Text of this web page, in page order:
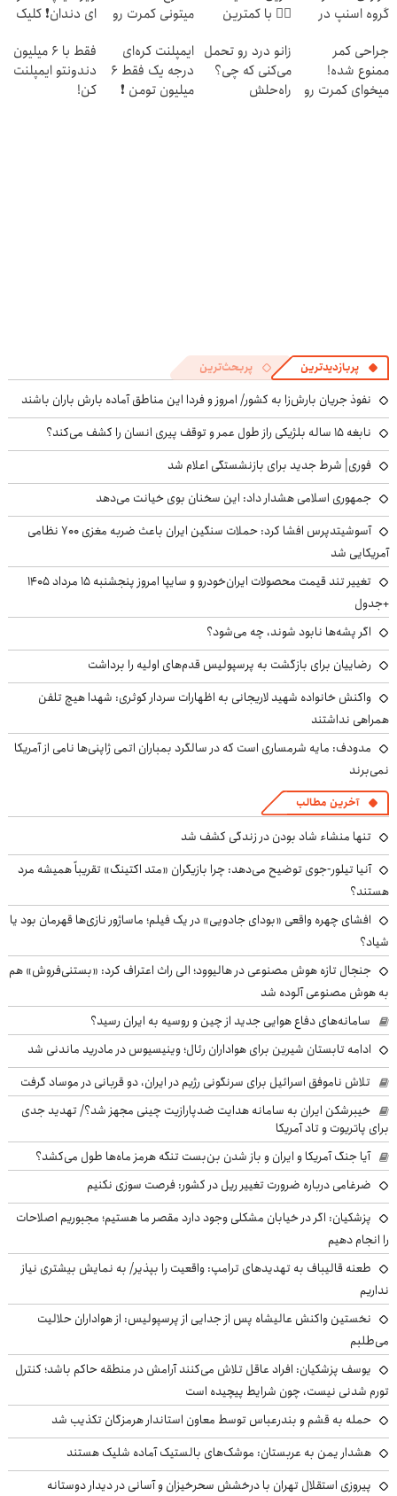
گروه اسنپ در
👈🏻 با کمترین
میتونی کمرت رو
کنی! 👈🏻
پرسش‌نامه
ای دندان❗ کلیک
جراحی کمر
ممنوع شده!
میخوای کمرت رو
زانو درد رو تحمل
می‌کنی که چی؟
راه‌حلش
ایمپلنت کره‌ای
درجه یک فقط 6
میلیون تومن ❗
فقط با 6 میلیون
دندونتو ایمپلنت
کن!
پربازدیدترین پربحث‌ترین
نفوذ جریان بارش‌زا به کشور/ امروز و فردا این مناطق آماده بارش باران باشند
نابغه ۱۵ ساله بلژیکی راز طول عمر و توقف پیری انسان را کشف می‌کند؟
فوری| شرط جدید برای بازنشستگی اعلام شد
جمهوری اسلامی هشدار داد: این سخنان بوی خیانت می‌دهد
آسوشیتدپرس افشا کرد: حملات سنگین ایران باعث ضربه مغزی ۷۰۰ نظامی
آمریکایی شد
تغییر تند قیمت محصولات ایران‌خودرو و سایپا امروز پنجشنبه ۱۵ مرداد ۱۴۰۵
+جدول
اگر پشه‌ها نابود شوند، چه می‌شود؟
رضاییان برای بازگشت به پرسپولیس قدم‌های اولیه را برداشت
واکنش خانواده شهید لاریجانی به اظهارات سردار کوثری: شهدا هیچ تلفن
همراهی نداشتند
مدودف: مایه شرمساری است که در سالگرد بمباران اتمی ژاپنی‌ها نامی از آمریکا
نمی‌برند
آخرین مطالب
تنها منشاء شاد بودن در زندگی کشف شد
آنیا تیلور-جوی توضیح می‌دهد: چرا بازیگران «متد اکتینگ» تقریباً همیشه مرد
هستند؟
افشای چهره واقعی «بودای جادویی» در یک فیلم؛ ماساژور نازی‌ها قهرمان بود یا
شیاد؟
جنجال تازه هوش مصنوعی در هالیوود؛ الی راث اعتراف کرد: «بستنی‌فروش» هم
به هوش مصنوعی آلوده شد
سامانه‌های دفاع هوایی جدید از چین و روسیه به ایران رسید؟
ادامه تابستان شیرین برای هواداران رئال؛ وینیسیوس در مادرید ماندنی شد
تلاش ناموفق اسرائیل برای سرنگونی رژیم در ایران، دو قربانی در موساد گرفت
خیبرشکن ایران به سامانه هدایت ضدپارازیت چینی مجهز شد؟/ تهدید جدی
برای پاتریوت و تاد آمریکا
آیا جنگ آمریکا و ایران و باز شدن بن‌بست تنگه هرمز ماه‌ها طول می‌کشد؟
ضرغامی درباره ضرورت تغییر ریل در کشور: فرصت سوزی نکنیم
پزشکیان: اگر در خیابان مشکلی وجود دارد مقصر ما هستیم؛ مجبوریم اصلاحات
را انجام دهیم
طعنه قالیباف به تهدیدهای ترامپ: واقعیت را بپذیر/ به نمایش بیشتری نیاز
نداریم
نخستین واکنش عالیشاه پس از جدایی از پرسپولیس: از هواداران حلالیت
می‌طلبم
یوسف پزشکیان: افراد عاقل تلاش می‌کنند آرامش در منطقه حاکم باشد؛ کنترل
تورم شدنی نیست، چون شرایط پیچیده است
حمله به قشم و بندرعباس توسط معاون استاندار هرمزگان تکذیب شد
هشدار یمن به عربستان: موشک‌های بالستیک آماده شلیک هستند
پیروزی استقلال تهران با درخشش سحرخیزان و آسانی در دیدار دوستانه